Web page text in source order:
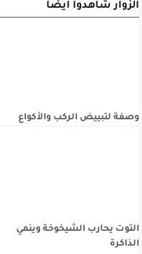
الزوار شاهدوا أيضاً
وصفة لتبييض الركب والأكواع
التوت يحارب الشيخوخة وينمي
الذاكرة